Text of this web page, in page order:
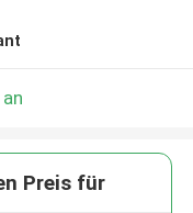
Preis für